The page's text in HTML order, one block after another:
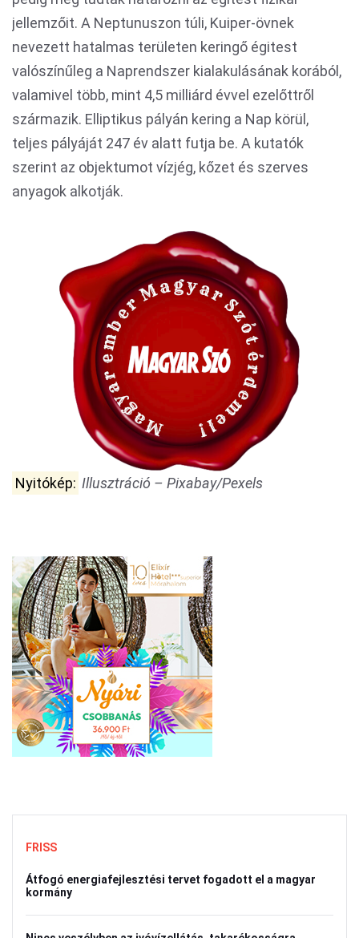
jellemzőit. A Neptunuszon túli, Kuiper-övnek
nevezett hatalmas területen keringő égitest
valószínűleg a Naprendszer kialakulásának korából,
valamivel több, mint 4,5 milliárd évvel ezelőttről
származik. Elliptikus pályán kering a Nap körül,
teljes pályáját 247 év alatt futja be. A kutatók
szerint az objektumot vízjég, kőzet és szerves
anyagok alkotják.
Nyitókép: Illusztráció – Pixabay/Pexels
FRISS
Átfogó energiafejlesztési tervet fogadott el a magyar
kormány